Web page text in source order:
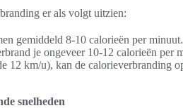
er als volgt uitzien:
gemiddeld 8-10 calorieën per minuut.
je ongeveer 10-12 calorieën per
12 km/u), kan de calorieverbranding
snelheden